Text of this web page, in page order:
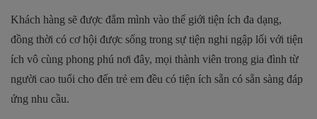
Khách hàng sẽ được đắm mình vào thế giới tiện ích đa dạng,
đồng thời có cơ hội được sống trong sự tiện nghi ngập lối với tiện
ích vô cùng phong phú nơi đây, mọi thành viên trong gia đình từ
người cao tuổi cho đến trẻ em đều có tiện ích sẵn có sẵn sàng đáp
ứng nhu cầu.